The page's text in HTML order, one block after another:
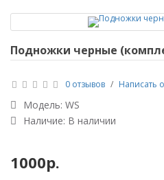
Подножки черные
0 отзывов / Написать
Модель: WS
Наличие: В наличии
1000р.